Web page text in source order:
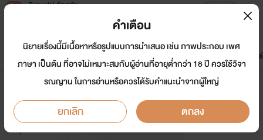
Tunwalai ธัญวลัย
หน้าแรก นิยาย อีบุ๊ก การ์ตูน
มาใหม่
ดรีมแชท ธัญลิสต์
จากร้ายกลายเป็นรัก
นักเขียน: ช้างตะนอย
Y
คำเตือน
นิยายเรื่องนี้มีเนื้อหาหรือรูปแบบการนำเสนอ เช่น ภาพประกอบ เพศ
ภาษา เป็นต้น ที่อาจไม่เหมาะสมกับผู้อ่านที่อายุต่ำกว่า 18 ปี ควรใช้วิจา
รณญาน ในการอ่านหรือควรได้รับคำแนะนำจากผู้ใหญ่
ยกเลิก ตกลง